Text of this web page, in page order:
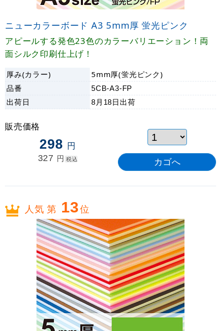
ニューカラーボード A3 5mm厚 蛍光ピンク
アピールする発色23色のカラーバリエーション！両
面シルク印刷仕上げ！
厚み(カラー)
5mm厚(蛍光ピンク)
品番
5CB-A3-FP
出荷日 8月18日 出荷
販売価格
298 円
327 円 税込
人気 第 13位